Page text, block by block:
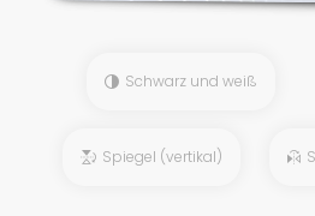
Schwarz und weiß
Spiegel (vertikal)